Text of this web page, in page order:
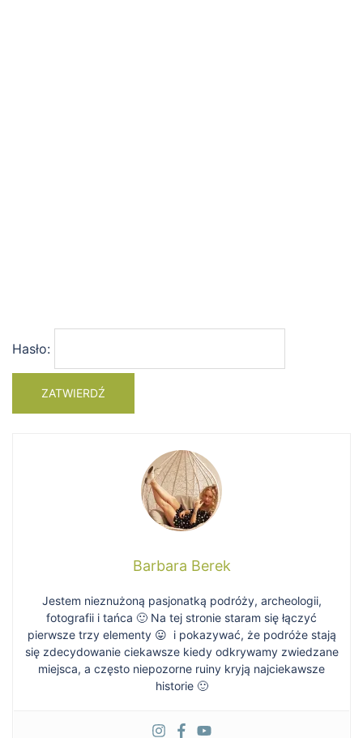
Hasło:
Barbara Berek
Jestem nieznużoną pasjonatką podróży, archeologii,
fotografii i tańca 🙂 Na tej stronie staram się łączyć
pierwsze trzy elementy 😛 i pokazywać, że podróże stają
się zdecydowanie ciekawsze kiedy odkrywamy zwiedzane
miejsca, a często niepozorne ruiny kryją najciekawsze
historie 🙂